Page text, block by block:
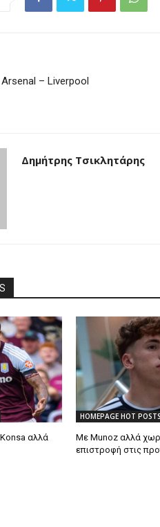
– Liverpool
Δημήτρης Τσικλητάρης
αλλά
HOMEPAGE HOT POSTS
Με Munoz αλλά
επιστροφή στις